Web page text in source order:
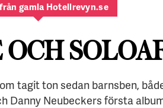
gamla Hotellrevyn.se
tagit ton sedan barnsben,
Danny Neubeckers första